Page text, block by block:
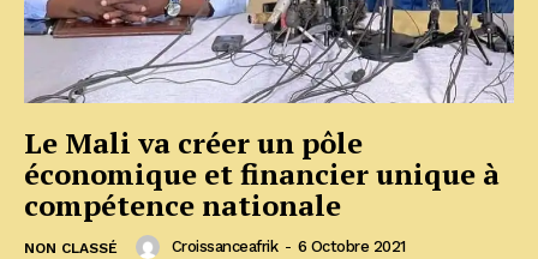
Le Mali va créer un pôle
économique et financier unique à
compétence nationale
NON CLASSÉ Croissanceafrik - 6 Octobre 2021